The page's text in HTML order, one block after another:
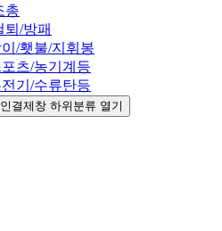
총
퇴/방패
/횃불/지휘봉
츠/농기계등
기/수류탄등
결제창 하위분류 열기